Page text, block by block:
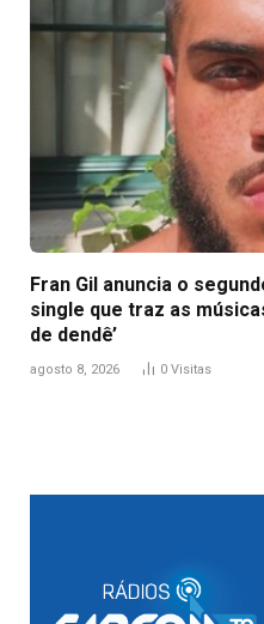
Fran Gil anuncia o
single que traz as
de dendê’
agosto 8, 2026 0 Visitas